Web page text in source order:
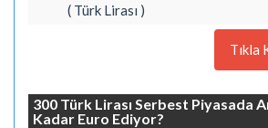
( Türk Lirası )
Tıkla
300 Türk Lirası Serbest Piyasada
Kadar Euro Ediyor?